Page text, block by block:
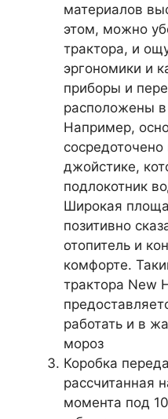
материалов
этом, можно
трактора, и
эргономики и
приборы и
расположены
Например,
джойстике,
подлокотник
Широкая
позитивно
отопитель и
комфорте.
трактора New
работать и в
мороз
Коробка
рассчитанная
момента под